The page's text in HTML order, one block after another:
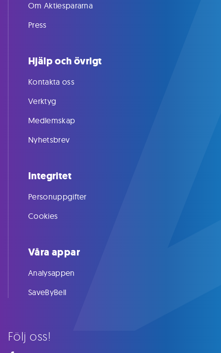
Följ oss!
Om Aktiespararna
Press
Hjälp och övrigt
Kontakta oss
Verktyg
Medlemskap
Nyhetsbrev
Integritet
Personuppgifter
Cookies
Våra appar
Analysappen
SaveByBell